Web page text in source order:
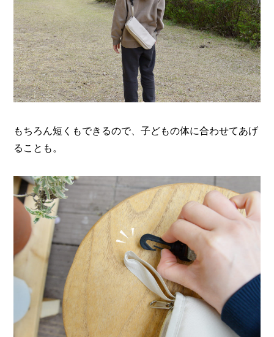
もちろん短くもできるので、子どもの体に合わせてあげ
ることも。